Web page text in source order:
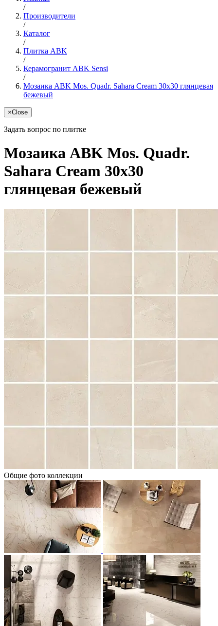
/
Производители
/
Каталог
/
Плитка ABK
/
Керамогранит ABK Sensi
/
Мозаика ABK Mos. Quadr. Sahara Cream 30x30 глянцевая
бежевый
×Close
Задать вопрос по плитке
Мозаика ABK Mos. Quadr.
Sahara Cream 30x30
глянцевая бежевый
Общие фото коллекции